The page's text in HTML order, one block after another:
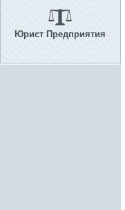
Юрист Предприятия